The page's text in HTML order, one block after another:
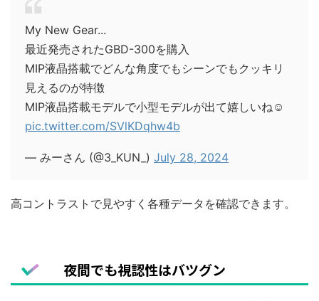
My New Gear...
最近発売されたGBD-300を購入
MIP液晶搭載でどんな角度でもシーンでもクッキリ
見えるのが特徴
MIP液晶搭載モデルで小型モデルが出て嬉しいね☺️
pic.twitter.com/SVlKDqhw4b
— みーさん (@3_KUN_) July 28, 2024
高コントラストで見やすく各種データを確認できます。
夜間でも視認性はバツグン